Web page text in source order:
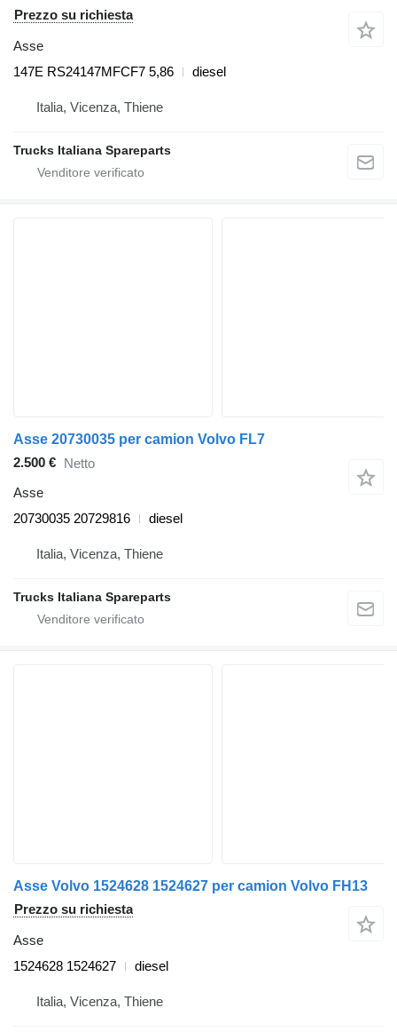
Prezzo su richiesta
Asse
147E RS24147MFCF7 5,86
diesel
Italia, Vicenza, Thiene
Trucks Italiana Spareparts
Asse 20730035 per camion Volvo FL7
2.500 €
Netto
Asse
20730035 20729816
diesel
Italia, Vicenza, Thiene
Trucks Italiana Spareparts
Asse Volvo 1524628 1524627 per camion Volvo FH13
Prezzo su richiesta
Asse
1524628 1524627
diesel
Italia, Vicenza, Thiene